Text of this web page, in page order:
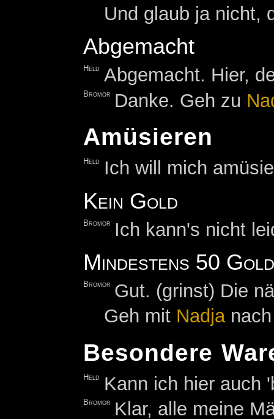
Und glaub ja nicht,
Abgemacht
Held Abgemacht. Hier,
Bromor Danke. Geh zu
Amüsieren
Held Ich will mich
Kein Gold
Bromor Ich kann's nicht
Mindestens 50
Bromor Gut. (grinst) Die
Geh mit Nadjanach
Besondere
Held Kann ich hier auch
Bromor Klar, alle meine